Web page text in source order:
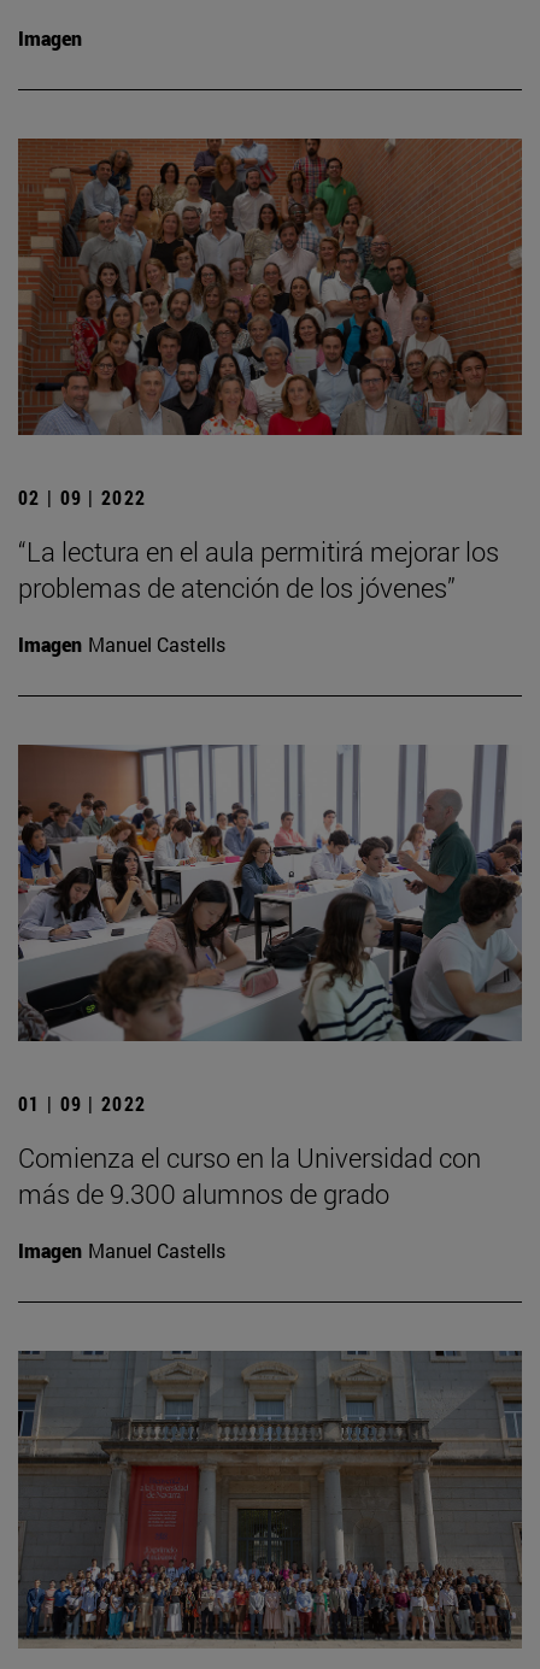
Imagen
02 | 09 | 2022
“La lectura en el aula permitirá mejorar los
problemas de atención de los jóvenes”
Imagen Manuel Castells
01 | 09 | 2022
Comienza el curso en la Universidad con
más de 9.300 alumnos de grado
Imagen Manuel Castells